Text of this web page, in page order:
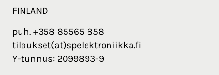
FINLAND
puh. +358 85565 858
tilaukset(at)spelektroniikka.fi
Y-tunnus: 2099893-9